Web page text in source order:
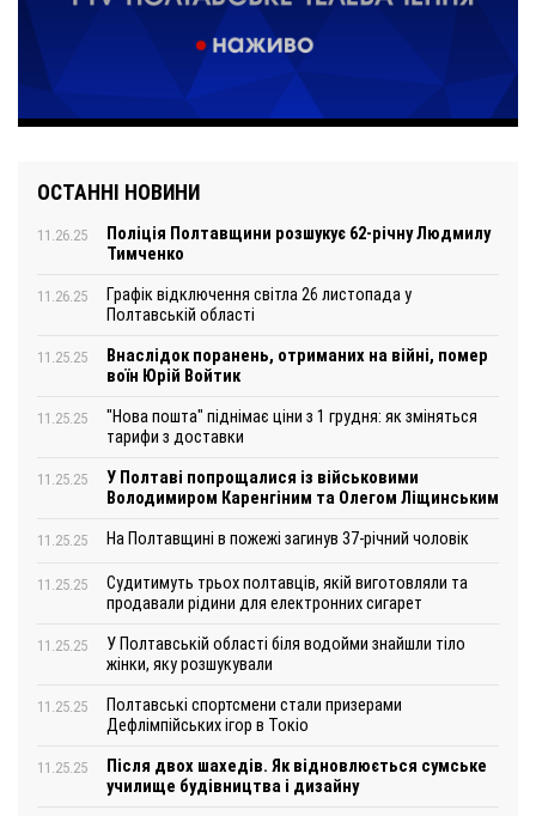
ОСТАННІ НОВИНИ
11.26.25
Поліція Полтавщини розшукує 62-річну Людмилу
Тимченко
11.26.25
Графік відключення світла 26 листопада у
Полтавській області
11.25.25
Внаслідок поранень, отриманих на війні, помер
воїн Юрій Войтик
11.25.25
"Нова пошта" піднімає ціни з 1 грудня: як зміняться
тарифи з доставки
11.25.25
У Полтаві попрощалися із військовими
Володимиром Каренгіним та Олегом Ліщинським
11.25.25 На Полтавщині в пожежі загинув 37-річний чоловік
11.25.25
Судитимуть трьох полтавців, якій виготовляли та
продавали рідини для електронних сигарет
11.25.25
У Полтавській області біля водойми знайшли тіло
жінки, яку розшукували
11.25.25
Полтавські спортсмени стали призерами
Дефлімпійських ігор в Токіо
11.25.25
Після двох шахедів. Як відновлюється сумське
училище будівництва і дизайну